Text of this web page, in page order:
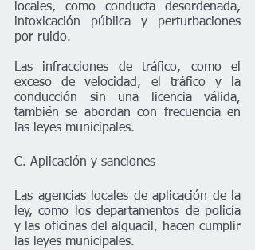
locales, como conducta desordenada,
intoxicación pública y perturbaciones
por ruido.
Las infracciones de tráfico, como el
exceso de velocidad, el tráfico y la
conducción sin una licencia válida,
también se abordan con frecuencia en
las leyes municipales.
C. Aplicación y sanciones
Las agencias locales de aplicación de la
ley, como los departamentos de policía
y las oficinas del alguacil, hacen cumplir
las leyes municipales.